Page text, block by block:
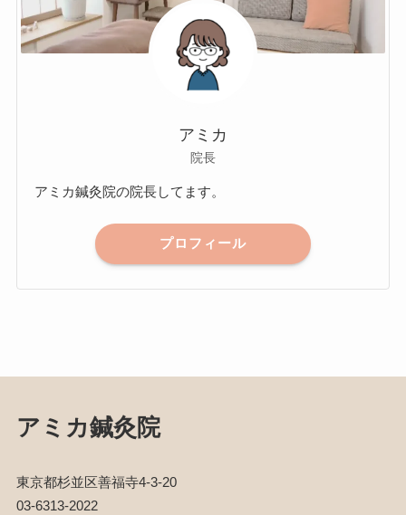
アミカ
院長
アミカ鍼灸院の院長してます。
プロフィール
アミカ鍼灸院
東京都杉並区善福寺4-3-20
03-6313-2022